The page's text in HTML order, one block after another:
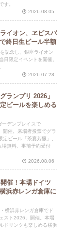
す。
2026.08.05
イオン、ヱビスバ
終日生ビール半額
記念し、銀座ライオン
日限定イベントを開催。
2026.07.28
ランプリ 2026」
ビールを楽しめる
デンプレイスで
開催。来場者投票でグラ
ビール「茶宴芳醸」、
無料、事前予約受付
2026.08.06
催！本場ドイツ
浜赤レンガ倉庫に
横浜赤レンガ倉庫でド
スト2026」開催。本場
ドリンクも楽しめる横浜